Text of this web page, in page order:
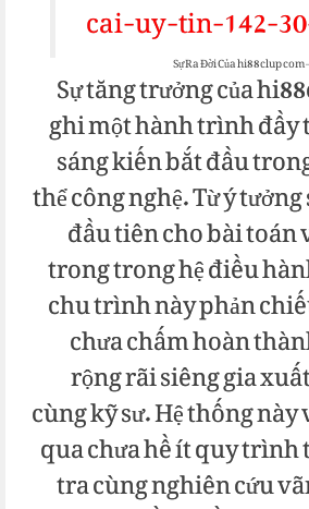
cai-uy-tin-142-
Sự tăng trưởng của
ghi một hành trình
sáng kiến bắt đầu
thể công nghệ. Từ ý
đầu tiên cho bài
trong trong hệ điều
chu trình này phản
chưa chấm hoàn
rộng rãi siêng gia
cùng kỹ sư. Hệ thống
qua chưa hề ít quy
tra cùng nghiên cứu